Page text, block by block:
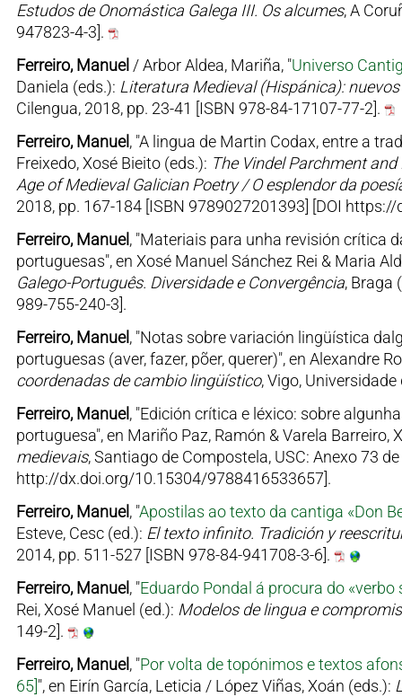
Estudos de Onomástica Galega III. Os alcumes, A
947823-4-3].
Ferreiro, Manuel / Arbor Aldea, Mariña, "Universo
Daniela (eds.): Literatura Medieval (Hispánica):
Cilengua, 2018, pp. 23-41 [ISBN 978-84-17107-77-2].
Ferreiro, Manuel, "A lingua de Martin Codax, entre a
Freixedo, Xosé Bieito (eds.): The Vindel Parchment
Age of Medieval Galician Poetry / O esplendor da
2018, pp. 167-184 [ISBN 9789027201393] [DOI
Ferreiro, Manuel, "Materiais para unha revisión crítica
portuguesas", en Xosé Manuel Sánchez Rei & Maria
Galego-Português. Diversidade e Convergência, Braga
989-755-240-3].
Ferreiro, Manuel, "Notas sobre variación lingüística
portuguesas (aver, fazer, põer, querer)", en Alexandre
coordenadas de cambio lingüístico, Vigo,
Ferreiro, Manuel, "Edición crítica e léxico: sobre
portuguesa", en Mariño Paz, Ramón & Varela Barreiro,
medievais, Santiago de Compostela, USC: Anexo 73
http://dx.doi.org/10.15304/9788416533657].
Ferreiro, Manuel, "Apostilas ao texto da cantiga «Don
Esteve, Cesc (ed.): El texto infinito. Tradición y
2014, pp. 511-527 [ISBN 978-84-941708-3-6].
Ferreiro, Manuel, "Eduardo Pondal á procura do
Rei, Xosé Manuel (ed.): Modelos de lingua e
149-2].
Ferreiro, Manuel, "Por volta de topónimos e textos
65] ", en Eirín García, Leticia / López Viñas, Xoán (eds.):